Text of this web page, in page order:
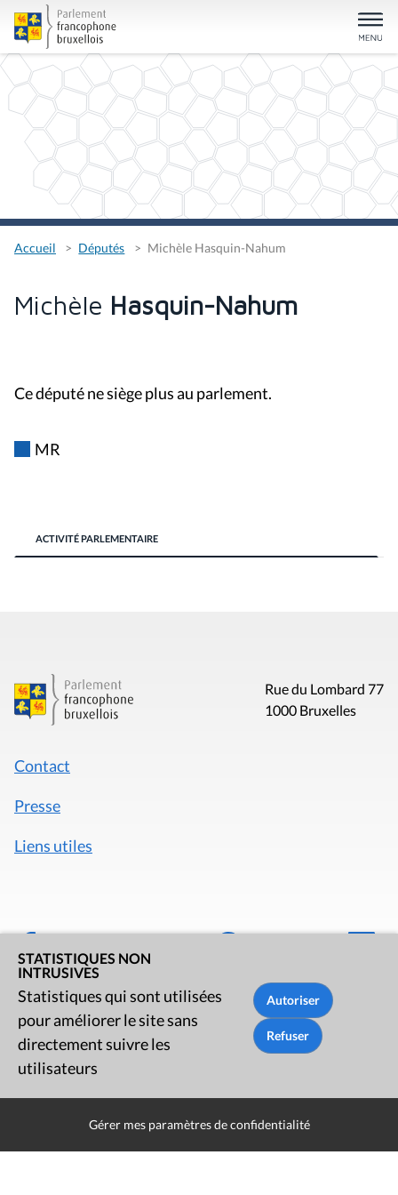
Accueil Députés Michèle Hasquin-Nahum
Michèle Hasquin-Nahum
Ce député ne siège plus au parlement.
MR
ACTIVITÉ PARLEMENTAIRE
STATISTIQUES NON
INTRUSIVES
Statistiques qui sont utilisées
pour améliorer le site sans
directement suivre les
utilisateurs
Gérer mes paramètres de confidentialité
Rue du Lombard 77
1000 Bruxelles
Contact
Presse
Liens utiles
Mentions légales
Déclaration d'accessibilité